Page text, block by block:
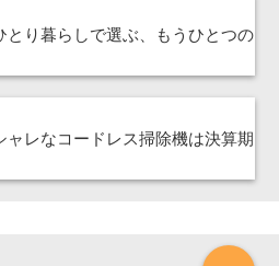
とり暮らしで選ぶ、もうひとつの
ャレなコードレス掃除機は決算期